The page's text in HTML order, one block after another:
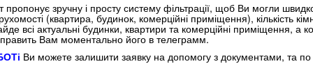
пропонує зручну і просту систему фільтрації, щоб Ви могли
(квартира, будинок, комерційні приміщення), кількість
всі актуальні будинки, квартири та комерційні приміщення,
Вам моментально його в телеграмм.
Ви можете залишити заявку на допомогу з документами, та по